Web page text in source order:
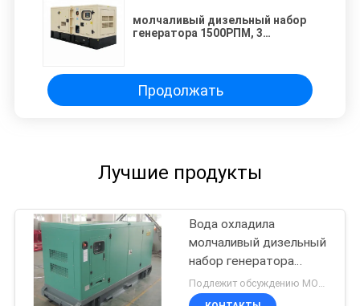
молчаливый дизельный набор
генератора 1500РПМ, 3
двигателем Кумминс 6КТАА8.3-
Г2
Продолжать
Лучшие продукты
Вода охладила
молчаливый дизельный
набор генератора
300КВ 400В
сверхмощный для
Подлежит обсуждению MOQ:1 комплект